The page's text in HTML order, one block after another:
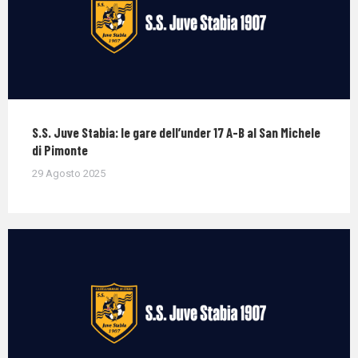
S.S. Juve Stabia: le gare dell’under 17 A-B al San Michele
di Pimonte
29 Agosto 2025